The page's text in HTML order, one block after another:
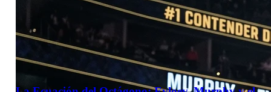
Laboratorio Técnico